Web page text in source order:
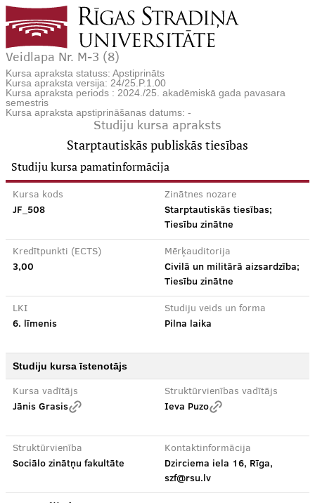
Veidlapa Nr. M-3 (8)
Kursa apraksta statuss: Apstiprināts
Kursa apraksta versija: 24/25.P.1.00
Kursa apraksta periods : 2024./25. akadēmiskā gada pavasara
semestris
Kursa apraksta apstiprināšanas datums: -
Studiju kursa apraksts
Starptautiskās publiskās tiesības
Studiju kursa pamatinformācija
Kursa kods
JF_508
Zinātnes nozare
Starptautiskās tiesības;
Tiesību zinātne
Kredītpunkti (ECTS)
3,00
Mērķauditorija
Civilā un militārā aizsardzība;
Tiesību zinātne
LKI
6. līmenis
Studiju veids un forma
Pilna laika
Studiju kursa īstenotājs
Kursa vadītājs
Jānis Grasis
Struktūrvienības vadītājs
Ieva Puzo
Struktūrvienība
Sociālo zinātņu fakultāte
Kontaktinformācija
Dzirciema iela 16, Rīga,
szf@rsu.lv